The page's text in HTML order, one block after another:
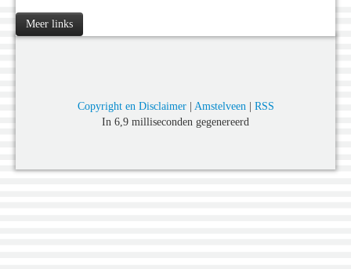
Meer links
Copyright en Disclaimer| Amstelveen | RSS
In 6,9 milliseconden gegenereerd